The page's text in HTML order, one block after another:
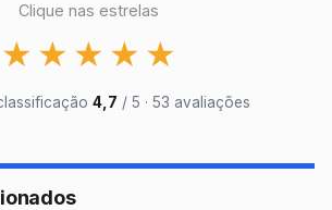
Clique nas estrelas
★ ★ ★ ★ ★
4,7 / 5 · 53 avaliações